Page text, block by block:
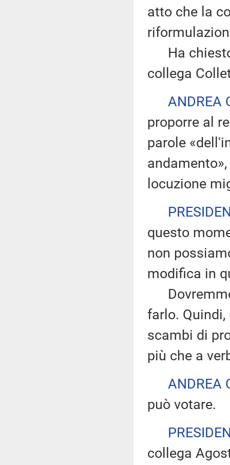
atto che la
Ha chiesto
collega
ANDREA
proporre al
parole
locuzione
questo
non
modifica in
farlo. Quindi,
scambi di
più che a
ANDREA
può votare.
collega